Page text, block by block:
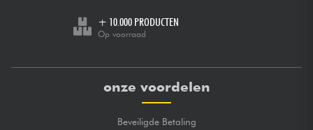
+ 10.000 PRODUCTEN
Op voorraad
onze voordelen
Beveiligde Betaling